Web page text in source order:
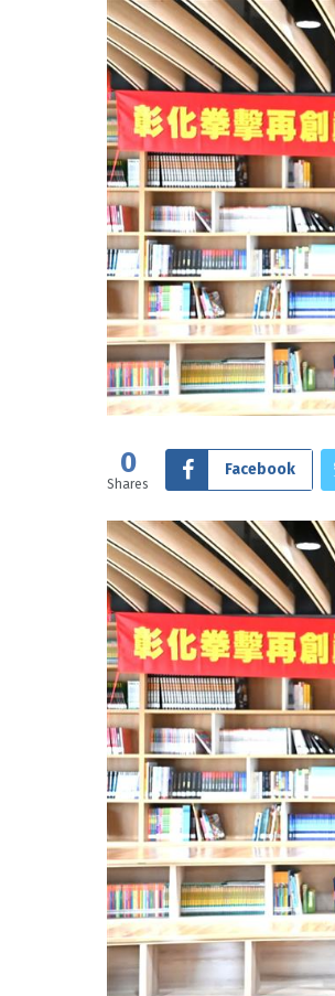
0
Shares
Facebook